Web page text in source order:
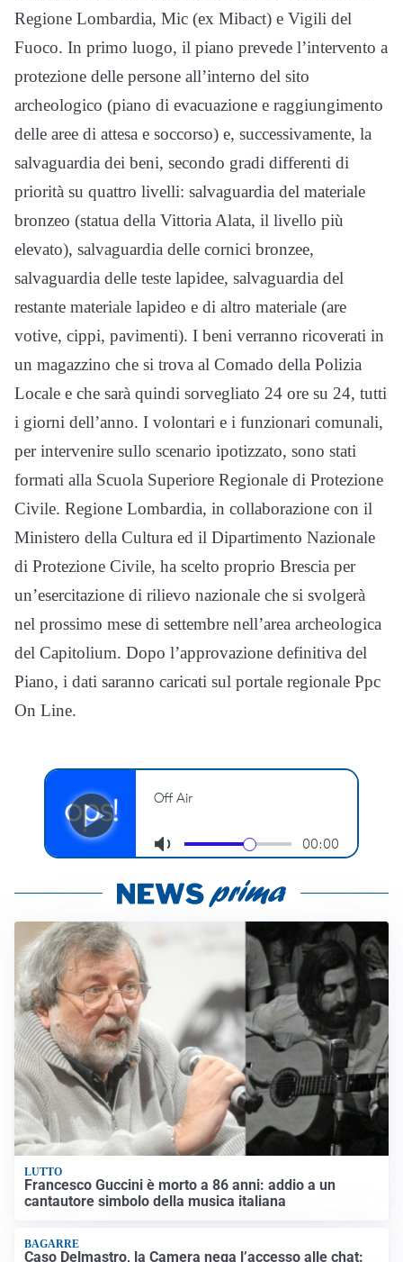
Regione Lombardia, Mic (ex Mibact) e Vigili del
Fuoco. In primo luogo, il piano prevede l’intervento a
protezione delle persone all’interno del sito
archeologico (piano di evacuazione e raggiungimento
delle aree di attesa e soccorso) e, successivamente, la
salvaguardia dei beni, secondo gradi differenti di
priorità su quattro livelli: salvaguardia del materiale
bronzeo (statua della Vittoria Alata, il livello più
elevato), salvaguardia delle cornici bronzee,
salvaguardia delle teste lapidee, salvaguardia del
restante materiale lapideo e di altro materiale (are
votive, cippi, pavimenti). I beni verranno ricoverati in
un magazzino che si trova al Comado della Polizia
Locale e che sarà quindi sorvegliato 24 ore su 24, tutti
i giorni dell’anno. I volontari e i funzionari comunali,
per intervenire sullo scenario ipotizzato, sono stati
formati alla Scuola Superiore Regionale di Protezione
Civile. Regione Lombardia, in collaborazione con il
Ministero della Cultura ed il Dipartimento Nazionale
di Protezione Civile, ha scelto proprio Brescia per
un’esercitazione di rilievo nazionale che si svolgerà
nel prossimo mese di settembre nell’area archeologica
del Capitolium. Dopo l’approvazione definitiva del
Piano, i dati saranno caricati sul portale regionale Ppc
On Line.
LUTTO
Francesco Guccini è morto a 86 anni: addio a un
cantautore simbolo della musica italiana
BAGARRE
Caso Delmastro, la Camera nega l’accesso alle chat: